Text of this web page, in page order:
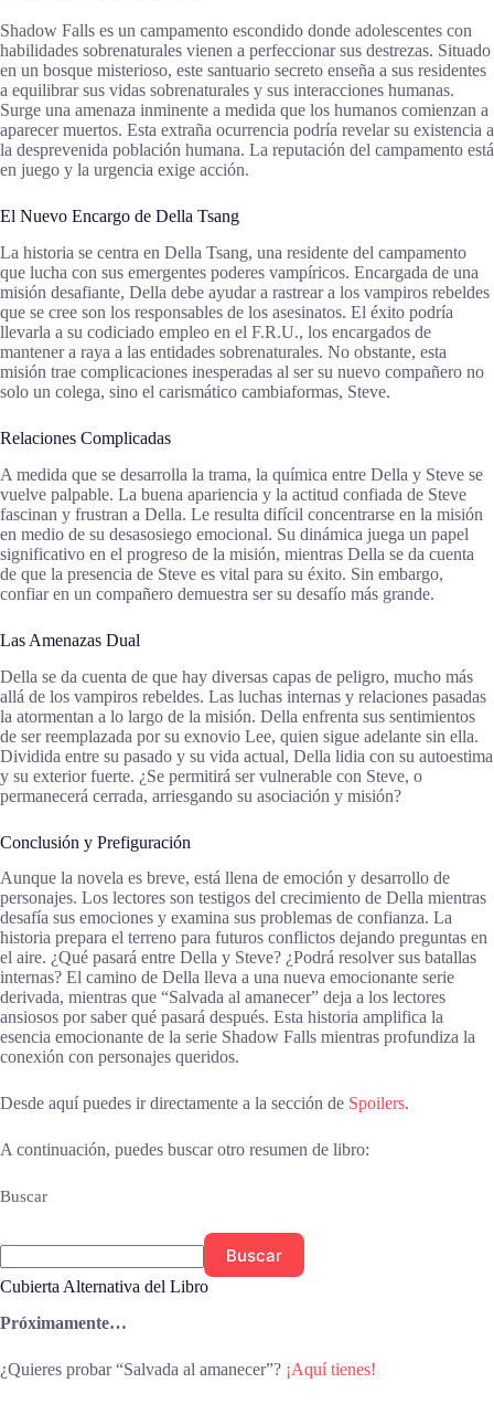
Shadow Falls es un campamento escondido donde adolescentes con
habilidades sobrenaturales vienen a perfeccionar sus destrezas. Situado
en un bosque misterioso, este santuario secreto enseña a sus residentes
a equilibrar sus vidas sobrenaturales y sus interacciones humanas.
Surge una amenaza inminente a medida que los humanos comienzan a
aparecer muertos. Esta extraña ocurrencia podría revelar su existencia a
la desprevenida población humana. La reputación del campamento está
en juego y la urgencia exige acción.
El Nuevo Encargo de Della Tsang
La historia se centra en Della Tsang, una residente del campamento
que lucha con sus emergentes poderes vampíricos. Encargada de una
misión desafiante, Della debe ayudar a rastrear a los vampiros rebeldes
que se cree son los responsables de los asesinatos. El éxito podría
llevarla a su codiciado empleo en el F.R.U., los encargados de
mantener a raya a las entidades sobrenaturales. No obstante, esta
misión trae complicaciones inesperadas al ser su nuevo compañero no
solo un colega, sino el carismático cambiaformas, Steve.
Relaciones Complicadas
A medida que se desarrolla la trama, la química entre Della y Steve se
vuelve palpable. La buena apariencia y la actitud confiada de Steve
fascinan y frustran a Della. Le resulta difícil concentrarse en la misión
en medio de su desasosiego emocional. Su dinámica juega un papel
significativo en el progreso de la misión, mientras Della se da cuenta
de que la presencia de Steve es vital para su éxito. Sin embargo,
confiar en un compañero demuestra ser su desafío más grande.
Las Amenazas Dual
Della se da cuenta de que hay diversas capas de peligro, mucho más
allá de los vampiros rebeldes. Las luchas internas y relaciones pasadas
la atormentan a lo largo de la misión. Della enfrenta sus sentimientos
de ser reemplazada por su exnovio Lee, quien sigue adelante sin ella.
Dividida entre su pasado y su vida actual, Della lidia con su autoestima
y su exterior fuerte. ¿Se permitirá ser vulnerable con Steve, o
permanecerá cerrada, arriesgando su asociación y misión?
Conclusión y Prefiguración
Aunque la novela es breve, está llena de emoción y desarrollo de
personajes. Los lectores son testigos del crecimiento de Della mientras
desafía sus emociones y examina sus problemas de confianza. La
historia prepara el terreno para futuros conflictos dejando preguntas en
el aire. ¿Qué pasará entre Della y Steve? ¿Podrá resolver sus batallas
internas? El camino de Della lleva a una nueva emocionante serie
derivada, mientras que “Salvada al amanecer” deja a los lectores
ansiosos por saber qué pasará después. Esta historia amplifica la
esencia emocionante de la serie Shadow Falls mientras profundiza la
conexión con personajes queridos.
Desde aquí puedes ir directamente a la sección de Spoilers.
A continuación, puedes buscar otro resumen de libro:
Buscar
Buscar
Cubierta Alternativa del Libro
Próximamente…
¿Quieres probar “Salvada al amanecer”? ¡Aquí tienes!